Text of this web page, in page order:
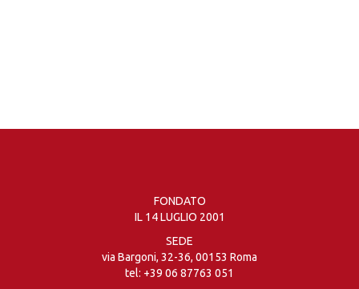
FONDATO
IL 14 LUGLIO 2001
SEDE
via Bargoni, 32-36, 00153 Roma
tel: +39 06 87763 051